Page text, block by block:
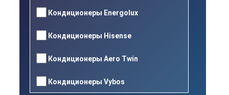
Кондиционеры Energolux
Кондиционеры Hisense
Кондиционеры Aero Twin
Кондиционеры Vybos